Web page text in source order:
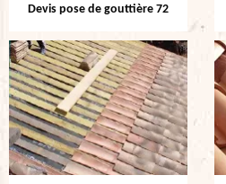
Devis pose de gouttière 72